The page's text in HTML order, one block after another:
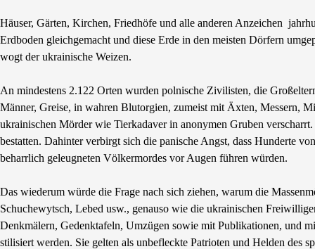
Häuser, Gärten, Kirchen, Friedhöfe und alle anderen Anzeichen
Erdboden gleichgemacht und diese Erde in den meisten Dörfern
wogt der ukrainische Weizen.
An mindestens 2.122 Orten wurden polnische Zivilisten, die
Männer, Greise, in wahren Blutorgien, zumeist mit Äxten, Messern,
ukrainischen Mörder wie Tierkadaver in anonymen Gruben
bestatten. Dahinter verbirgt sich die panische Angst, dass Hunderte
beharrlich geleugneten Völkermordes vor Augen führen würden.
Das wiederum würde die Frage nach sich ziehen, warum die
Schuchewytsch, Lebed usw., genauso wie die ukrainischen
Denkmälern, Gedenktafeln, Umzügen sowie mit Publikationen, und
stilisiert werden. Sie gelten als unbefleckte Patrioten und Helden des